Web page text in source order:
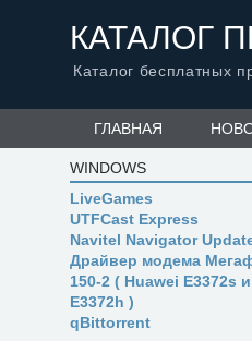
КАТАЛОГ
Каталог бесплатных
ГЛАВНАЯ
WINDOWS
LiveGames
UTFCast Express
Navitel Navigator
Драйвер модема
150-2 ( Huawei E3372s и
E3372h )
qBittorrent